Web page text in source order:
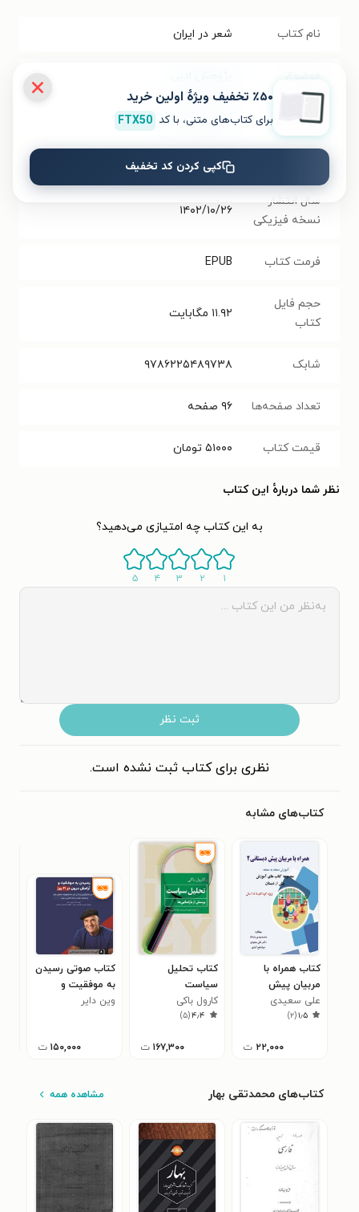
نام کتاب شعر در ایران
نویسنده محمدتقی بهار
نشر ارس
سال انتشار
نسخه فیزیکی
۱۴۰۲/۱۰/۲۶
فرمت کتاب EPUB
حجم فایل
کتاب
۱۱.۹۲ مگابایت
شابک ۹۷۸۶۲۲۵۴۸۹۷۳۸
تعداد صفحه‌ها ۹۶ صفحه
قیمت کتاب ۵۱۰۰۰ تومان
نظر شما دربارهٔ این کتاب
به این کتاب چه امتیازی می‌دهید؟
۱ ۲ ۳ ۴ ۵
ثبت نظر
نظری برای کتاب ثبت نشده است.
کتاب‌های مشابه
کتاب همراه با
مربیان پیش
دبستانی ۲
علی سعیدی
۱٫۵(۲)
۲۲,۰۰۰ ت
کتاب تحلیل
سیاست
کارول باکی
۴٫۴(۵)
۱۶۷,۳۰۰ ت
کتاب صوتی رسیدن
به موفقیت و
وین دایر
۱۵۰,۰۰۰ ت
کتاب‌های محمدتقی بهار مشاهده همه
٪۵۰ تخفیف ویژۀ اولین خرید
برای کتاب‌های متنی، با کد FTX50
کپی کردن کد تخفیف